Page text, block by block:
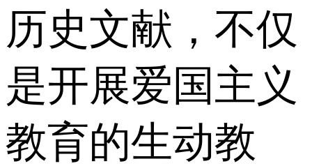
历史文献，不仅
是开展爱国主义
教育的生动教